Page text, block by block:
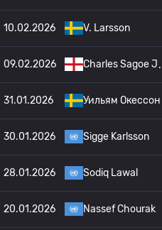
10.02.2026 V. Larsson
09.02.2026 Charles Sagoe J
31.01.2026 Уильям Окессон
30.01.2026 Sigge Karlsson
28.01.2026 Sodiq Lawal
20.01.2026 Nassef Chourak